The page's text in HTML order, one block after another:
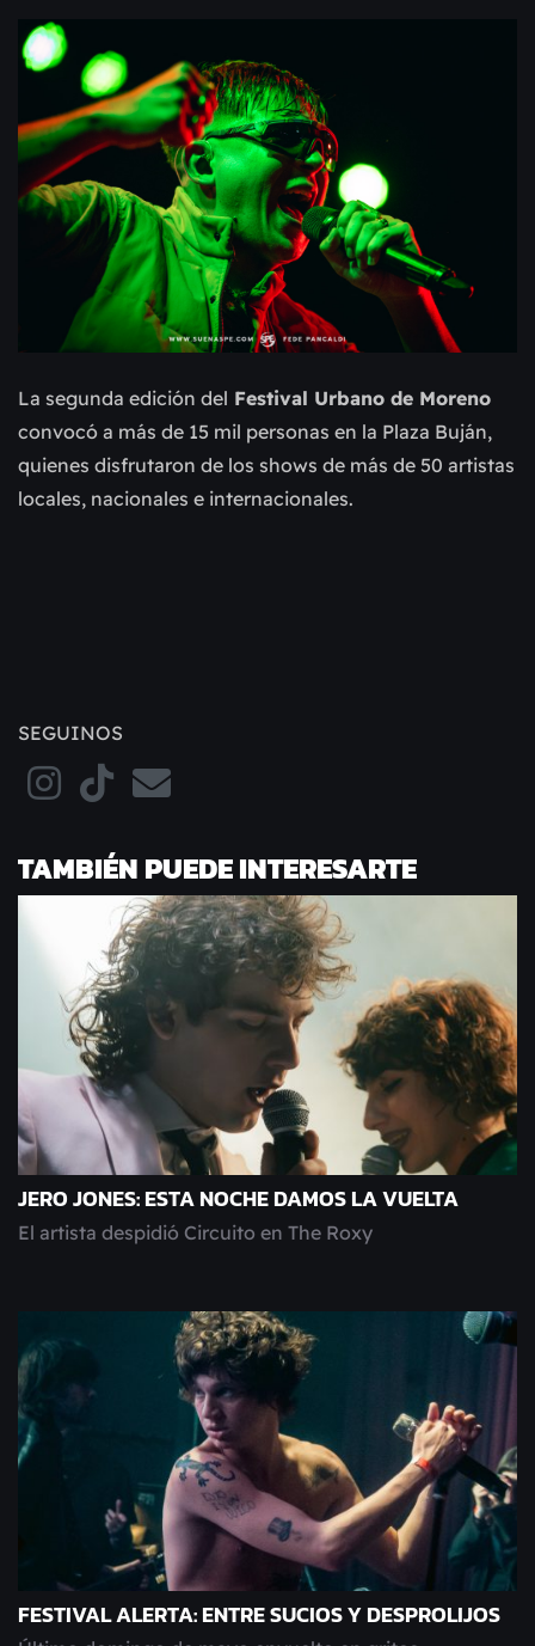
La segunda edición del Festival Urbano de Moreno
convocó a más de 15 mil personas en la Plaza Buján,
quienes disfrutaron de los shows de más de 50 artistas
locales, nacionales e internacionales.
SEGUINOS
TAMBIÉN PUEDE INTERESARTE
JERO JONES: ESTA NOCHE DAMOS LA VUELTA
El artista despidió Circuito en The Roxy
FESTIVAL ALERTA: ENTRE SUCIOS Y DESPROLIJOS